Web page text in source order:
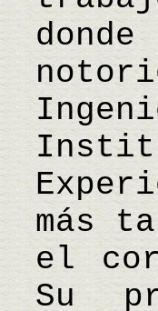
más
el
Su